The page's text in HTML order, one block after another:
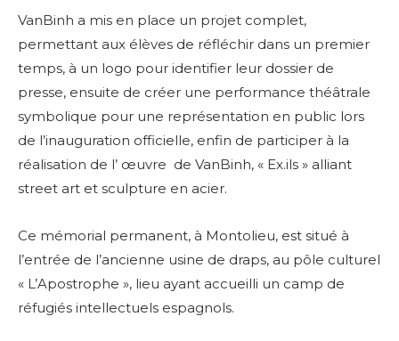
VanBinh a mis en place un projet complet,
permettant aux élèves de réfléchir dans un premier
temps, à un logo pour identifier leur dossier de
presse, ensuite de créer une performance théâtrale
symbolique pour une représentation en public lors
de l’inauguration officielle, enfin de participer à la
réalisation de l’ œuvre de VanBinh, « Ex.ils » alliant
street art et sculpture en acier.
Ce mémorial permanent, à Montolieu, est situé à
l’entrée de l’ancienne usine de draps, au pôle culturel
« L’Apostrophe », lieu ayant accueilli un camp de
réfugiés intellectuels espagnols.